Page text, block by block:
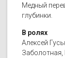
Медный
глубинки.
В ролях
Алексей
Заболотная,